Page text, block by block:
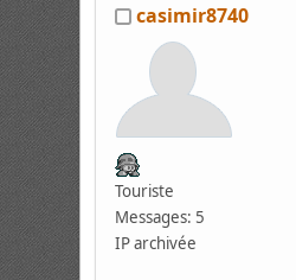
casimir8740
Touriste
Messages: 5
IP archivée